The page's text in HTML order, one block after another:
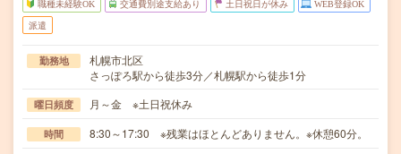
職種未経験OK 交通費別途支給あり 土日祝日が休み WEB登録OK
派遣
勤務地
札幌市北区
さっぽろ駅から徒歩3分／札幌駅から徒歩1分
曜日頻度 月～金 ※土日祝休み
時間 8:30～17:30 ※残業はほとんどありません。※休憩60分。